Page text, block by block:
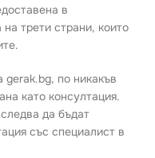
в
трети страни, които
по никакъв
като консултация.
да бъдат
със специалист в